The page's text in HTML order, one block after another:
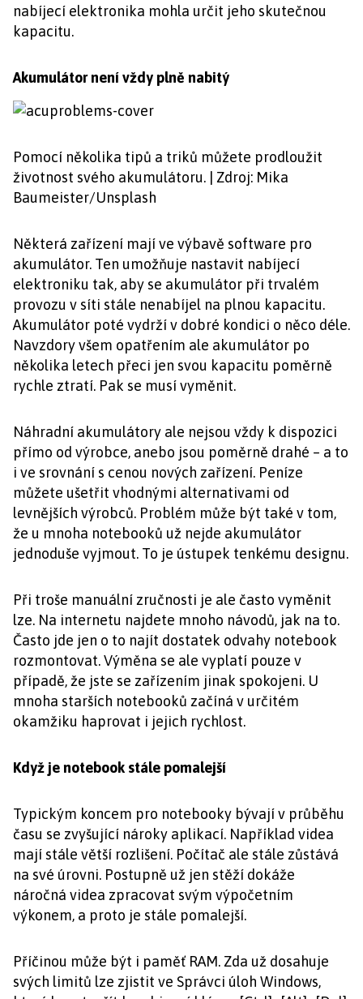
nabíjecí elektronika mohla určit jeho skutečnou
kapacitu.
Akumulátor není vždy plně nabitý
Pomocí několika tipů a triků můžete prodloužit
životnost svého akumulátoru. | Zdroj: Mika
Baumeister/Unsplash
Některá zařízení mají ve výbavě software pro
akumulátor. Ten umožňuje nastavit nabíjecí
elektroniku tak, aby se akumulátor při trvalém
provozu v síti stále nenabíjel na plnou kapacitu.
Akumulátor poté vydrží v dobré kondici o něco déle.
Navzdory všem opatřením ale akumulátor po
několika letech přeci jen svou kapacitu poměrně
rychle ztratí. Pak se musí vyměnit.
Náhradní akumulátory ale nejsou vždy k dispozici
přímo od výrobce, anebo jsou poměrně drahé – a to
i ve srovnání s cenou nových zařízení. Peníze
můžete ušetřit vhodnými alternativami od
levnějších výrobců. Problém může být také v tom,
že u mnoha notebooků už nejde akumulátor
jednoduše vyjmout. To je ústupek tenkému designu.
Při troše manuální zručnosti je ale často vyměnit
lze. Na internetu najdete mnoho návodů, jak na to.
Často jde jen o to najít dostatek odvahy notebook
rozmontovat. Výměna se ale vyplatí pouze v
případě, že jste se zařízením jinak spokojeni. U
mnoha starších notebooků začíná v určitém
okamžiku haprovat i jejich rychlost.
Když je notebook stále pomalejší
Typickým koncem pro notebooky bývají v průběhu
času se zvyšující nároky aplikací. Například videa
mají stále větší rozlišení. Počítač ale stále zůstává
na své úrovni. Postupně už jen stěží dokáže
náročná videa zpracovat svým výpočetním
výkonem, a proto je stále pomalejší.
Příčinou může být i paměť RAM. Zda už dosahuje
svých limitů lze zjistit ve Správci úloh Windows,